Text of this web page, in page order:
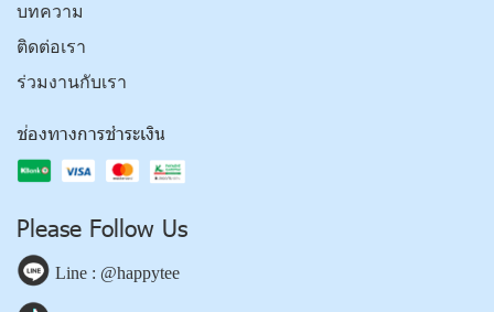
บทความ
ติดต่อเรา
ร่วมงานกับเรา
ช่องทางการชำระเงิน
Please Follow Us
Line : @happytee